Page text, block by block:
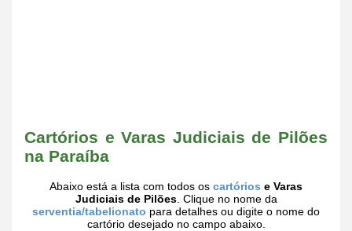
Cartórios e Varas Judiciais de Pilões
na Paraíba
Abaixo está a lista com todos os cartórios e Varas
Judiciais de Pilões. Clique no nome da
serventia/tabelionato para detalhes ou digite o nome do
cartório desejado no campo abaixo.